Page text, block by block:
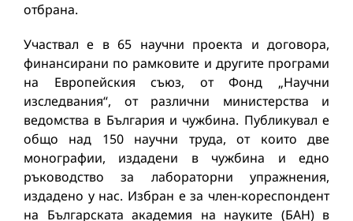
отбрана.
Участвал е в 65 научни проекта и договора,
финансирани по рамковите и другите програми
на Европейския съюз, от Фонд „Научни
изследвания“, от различни министерства и
ведомства в България и чужбина. Публикувал е
общо над 150 научни труда, от които две
монографии, издадени в чужбина и едно
ръководство за лабораторни упражнения,
издадено у нас. Избран е за член-кореспондент
на Българската академия на науките (БАН) в